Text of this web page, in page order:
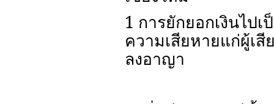
1 การยักยอกเงินไป
ความเสียหายแก่ผู้เ
ลงอาญา